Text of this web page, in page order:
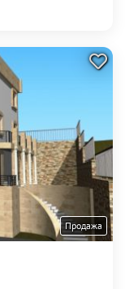
Продажа